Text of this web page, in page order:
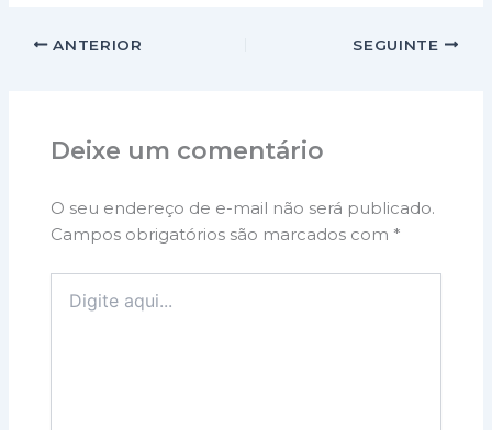
ANTERIOR SEGUINTE
Deixe um comentário
O seu endereço de e-mail não será publicado.
Campos obrigatórios são marcados com *
aqui...